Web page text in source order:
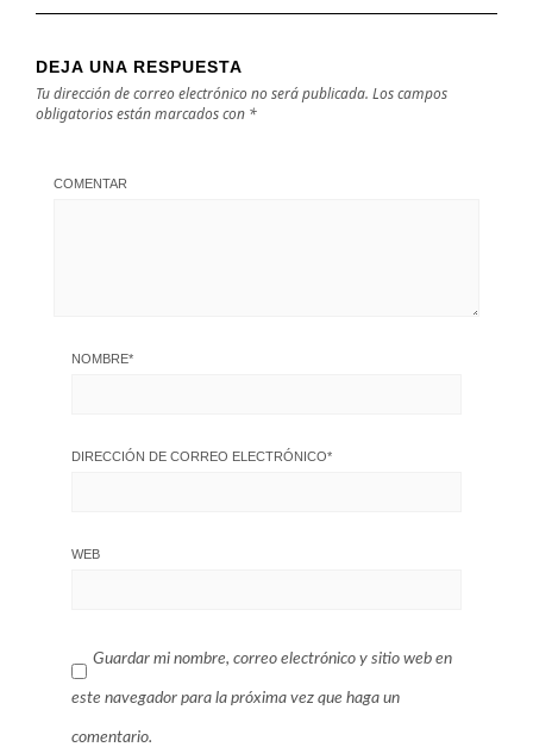
DEJA UNA RESPUESTA
Tu dirección de correo electrónico no será publicada. Los campos
obligatorios están marcados con *
COMENTAR
NOMBRE*
DIRECCIÓN DE CORREO ELECTRÓNICO*
WEB
Guardar mi nombre, correo electrónico y sitio web en
este navegador para la próxima vez que haga un
comentario.